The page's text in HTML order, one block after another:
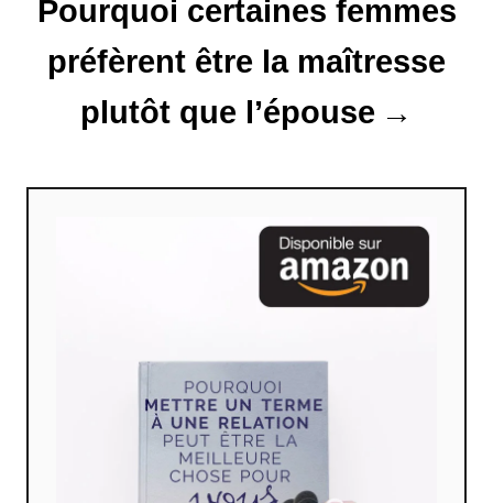
e
Pourquoi certaines femmes
préfèrent être la maîtresse
plutôt que l’épouse